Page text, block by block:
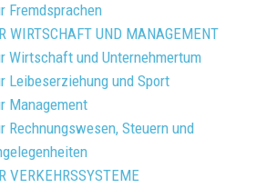
Fremdsprachen
WIRTSCHAFT UND MANAGEMENT
Wirtschaft und Unternehmertum
Leibeserziehung und Sport
Management
Rechnungswesen, Steuern und
VERKEHRSSYSTEME